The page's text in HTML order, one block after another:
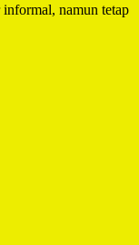
namun tetap